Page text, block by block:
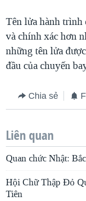
Tên lửa hành trình
và chính xác hơn
những tên lửa
đầu của chuyến
Chia sẻ
Liên quan
Quan chức Nhật:
Hội Chữ Thập Đỏ
Tiên